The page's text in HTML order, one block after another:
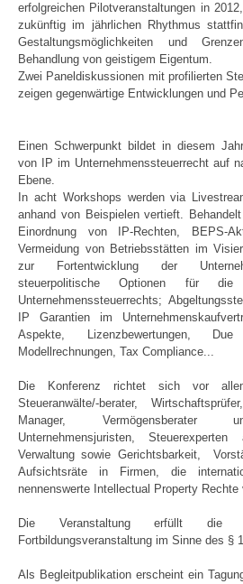
erfolgreichen Pilotveranstaltungen in
zukünftig im jährlichen Rhythmus
Gestaltungsmöglichkeiten und
Behandlung von geistigem Eigentum.
Zwei Paneldiskussionen mit profilierten
zeigen gegenwärtige Entwicklungen und
Einen Schwerpunkt bildet in diesem
von IP im Unternehmenssteuerrecht auf
Ebene.
In acht Workshops werden via
anhand von Beispielen vertieft.
Einordnung von IP-Rechten,
Vermeidung von Betriebsstätten im
zur Fortentwicklung der
steuerpolitische Optionen für die
Unternehmenssteuerrechts;
IP Garantien im
Aspekte, Lizenzbewertungen,
Modellrechnungen, Tax Compliance...
Die Konferenz richtet sich vor
Steueranwälte/-berater,
Manager, Vermögensberater
Unternehmensjuristen,
Verwaltung sowie Gerichtsbarkeit,
Aufsichtsräte in Firmen, die
nennenswerte Intellectual Property Rechte
Die Veranstaltung erfüllt die
Fortbildungsveranstaltung im Sinne des §
Als Begleitpublikation erscheint ein